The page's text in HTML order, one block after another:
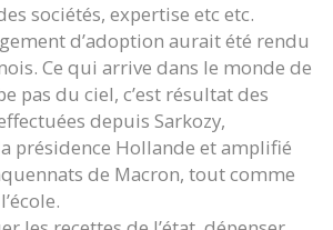
sociétés, expertise etc etc.
d’adoption aurait été rendu
Ce qui arrive dans le monde de
pas du ciel, c’est résultat des
depuis Sarkozy,
présidence Hollande et amplifié
de Macron, tout comme